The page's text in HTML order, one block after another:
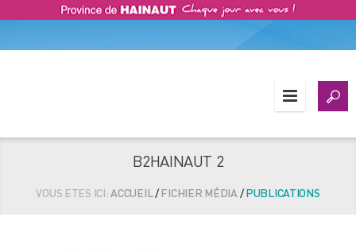
B2HAINAUT 2
VOUS ETES ICI:ACCUEIL/FICHIER MÉDIA /PUBLICATIONS